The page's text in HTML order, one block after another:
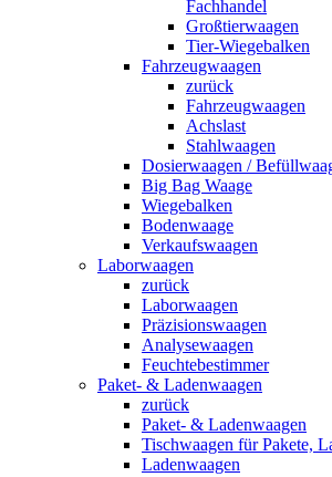
Fachhandel
Großtierwaagen
Tier-Wiegebalken
Fahrzeugwaagen
zurück
Fahrzeugwaagen
Achslast
Stahlwaagen
Dosierwaagen /
Big Bag Waage
Wiegebalken
Bodenwaage
Verkaufswaagen
Laborwaagen
zurück
Laborwaagen
Präzisionswaagen
Analysewaagen
Feuchtebestimmer
Paket- & Ladenwaagen
zurück
Paket- & Ladenwaagen
Tischwaagen für Pakete,
Ladenwaagen